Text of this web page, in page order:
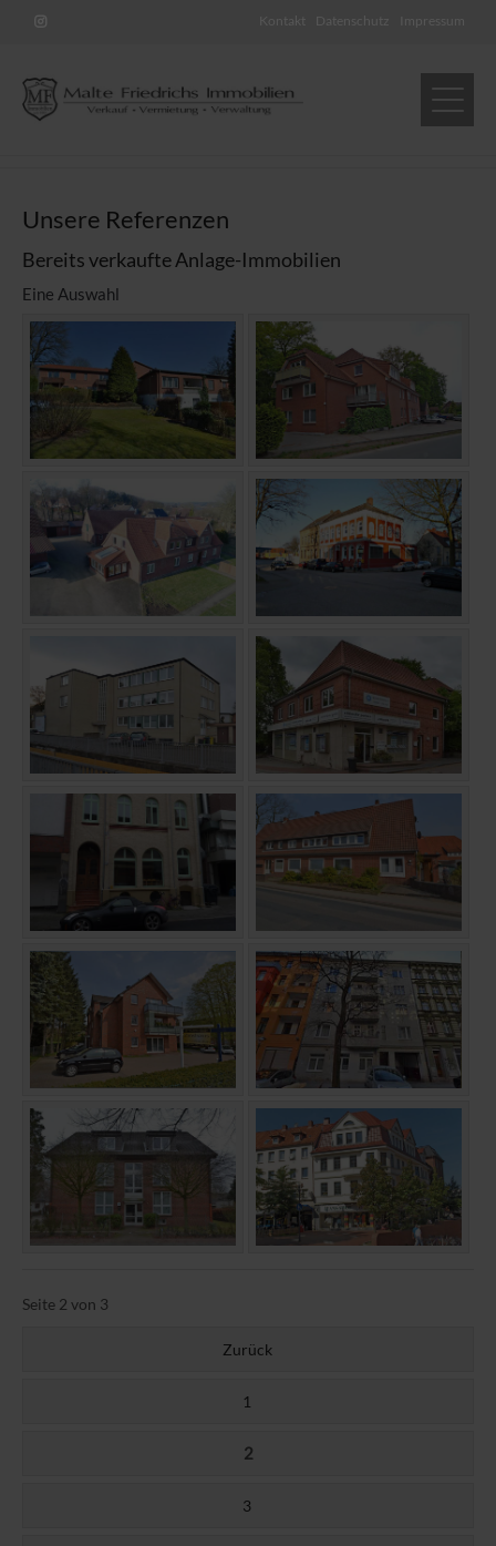
Kontakt Datenschutz Impressum
Unsere Referenzen
Bereits verkaufte Anlage-Immobilien
Eine Auswahl
Seite 2 von 3
Zurück
1
2
3